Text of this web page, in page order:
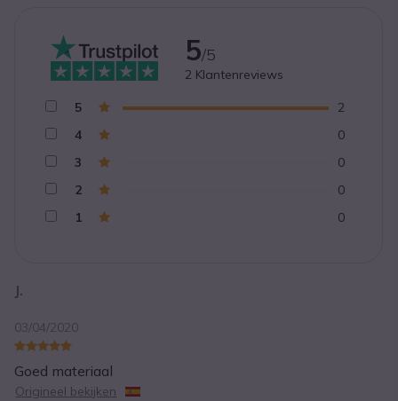
J.
03/04/2020
Goed materiaal
Origineel bekijken
5/5
2 Klantenreviews
5
2
4
0
3
0
2
0
1
0